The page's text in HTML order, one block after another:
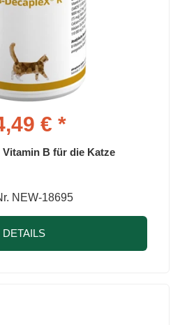
€ *
Vitamin B für die Katze
NEW-18695
DETAILS